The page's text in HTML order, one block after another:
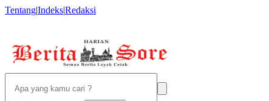
Tentang|Indeks|Redaksi